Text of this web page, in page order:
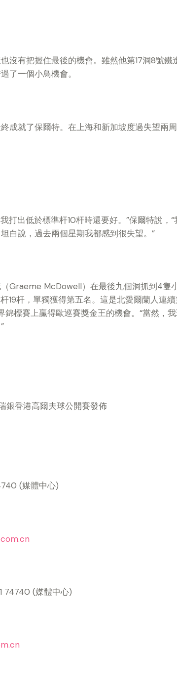
沒有把握住最後的機會。雖然他第17洞8號
了一個小鳥機會。
成就了保爾特。在上海和新加坡度過失望兩
打出低於標準杆10杆時還要好。”保爾特說，
白說，過去兩個星期我都感到很失望。”
Graeme McDowell）在最後九個洞抓到4隻
19杆，單獨獲得第五名。這是北愛爾蘭人連
標賽上贏得歐巡賽獎金王的機會。“當然，
銀香港高爾夫球公開賽發佈
(媒體中心)
74740 (媒體中心)